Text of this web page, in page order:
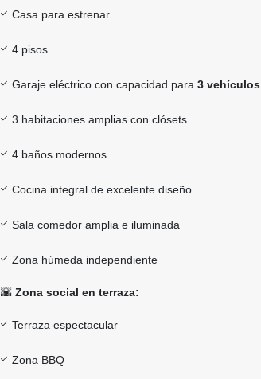
Casa para estrenar
4 pisos
Garaje eléctrico con capacidad para 3 vehículos
3 habitaciones amplias con clósets
4 baños modernos
Cocina integral de excelente diseño
Sala comedor amplia e iluminada
Zona húmeda independiente
🌇 Zona social en terraza:
Terraza espectacular
Zona BBQ